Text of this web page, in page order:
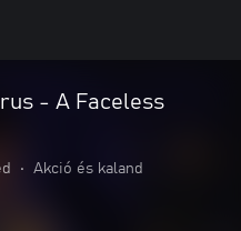
- A Faceless
• Akció és kaland